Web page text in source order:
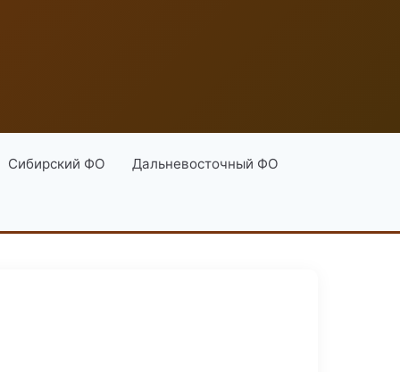
Сибирский ФО Дальневосточный ФО